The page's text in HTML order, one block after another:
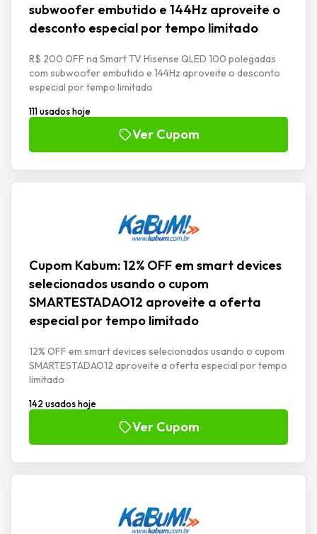
subwoofer embutido e 144Hz aproveite o
desconto especial por tempo limitado
R$ 200 OFF na Smart TV Hisense QLED 100 polegadas
com subwoofer embutido e 144Hz aproveite o desconto
especial por tempo limitado
111 usados hoje
Ver Cupom
Cupom Kabum: 12% OFF em smart devices
selecionados usando o cupom
SMARTESTADAO12 aproveite a oferta
especial por tempo limitado
12% OFF em smart devices selecionados usando o cupom
SMARTESTADAO12 aproveite a oferta especial por tempo
limitado
142 usados hoje
Ver Cupom